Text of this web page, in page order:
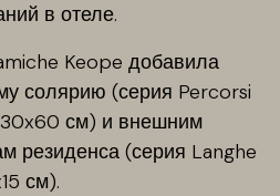
в отеле.
Keope добавила
солярию (серия Percorsi
см) и внешним
резиденса (серия Langhe
см).